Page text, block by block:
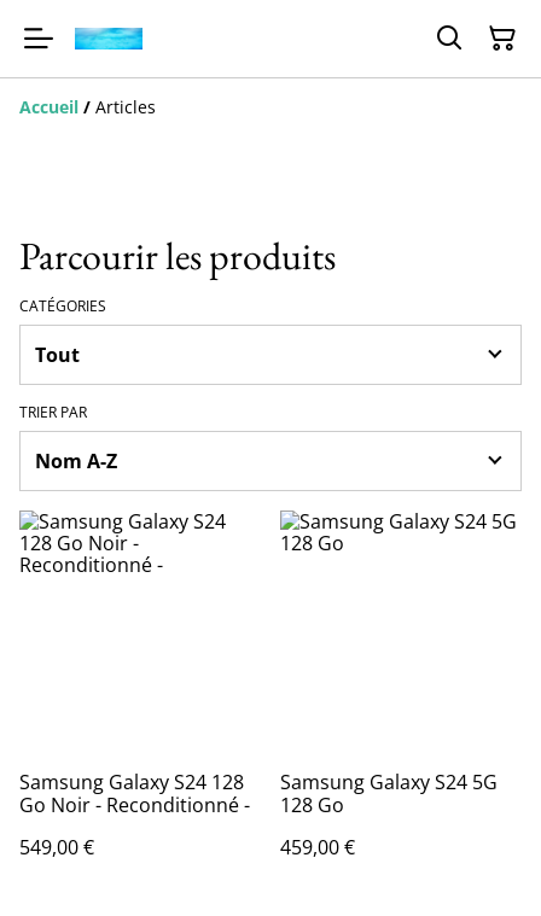
Accueil / Articles
Parcourir les produits
CATÉGORIES
TRIER PAR
Samsung Galaxy S24 128
Go Noir - Reconditionné -
549,00 €
Samsung Galaxy S24 5G
128 Go
459,00 €